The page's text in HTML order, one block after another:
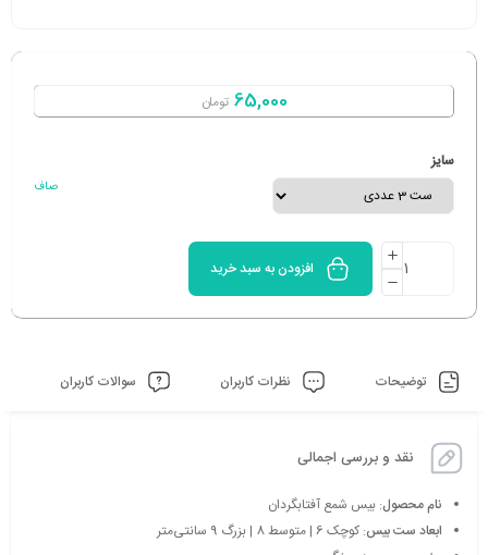
65,000 تومان
سایز
صاف
افزودن به سبد خرید
توضیحات نظرات کاربران سوالات کاربران
نقد و بررسی اجمالی
نام محصول: بیس شمع آفتابگردان
ابعاد ست بیس: کوچک 6 | متوسط 8 | بزرگ 9 سانتی‌متر